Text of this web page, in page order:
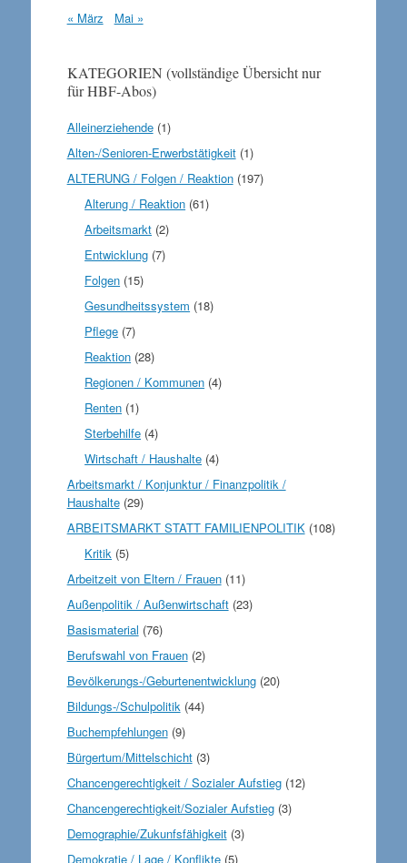
« März Mai »
KATEGORIEN (vollständige Übersicht nur
für HBF-Abos)
Alleinerziehende(1)
Alten-/Senioren-Erwerbstätigkeit(1)
ALTERUNG / Folgen / Reaktion(197)
Alterung / Reaktion (61)
Arbeitsmarkt (2)
Entwicklung (7)
Folgen (15)
Gesundheitssystem (18)
Pflege (7)
Reaktion (28)
Regionen / Kommunen (4)
Renten (1)
Sterbehilfe (4)
Wirtschaft / Haushalte (4)
Arbeitsmarkt / Konjunktur / Finanzpolitik /
Haushalte(29)
ARBEITSMARKT STATT FAMILIENPOLITIK(108)
Kritik (5)
Arbeitzeit von Eltern / Frauen(11)
Außenpolitik / Außenwirtschaft(23)
Basismaterial (76)
Berufswahl von Frauen(2)
Bevölkerungs-/Geburtenentwicklung(20)
Bildungs-/Schulpolitik(44)
Buchempfehlungen(9)
Bürgertum/Mittelschicht(3)
Chancengerechtigkeit / Sozialer Aufstieg(12)
Chancengerechtigkeit/Sozialer Aufstieg(3)
Demographie/Zukunfsfähigkeit(3)
Demokratie / Lage / Konflikte(5)